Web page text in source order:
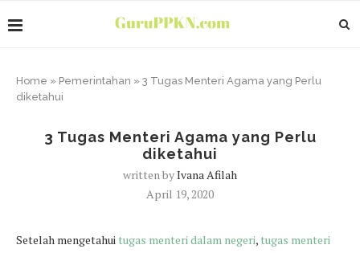
Home » Pemerintahan » 3 Tugas Menteri Agama yang Perlu
diketahui
3 Tugas Menteri Agama yang Perlu
diketahui
written byIvana Afilah
April 19, 2020
Setelah mengetahuitugas menteri dalam negeri,tugas menteri